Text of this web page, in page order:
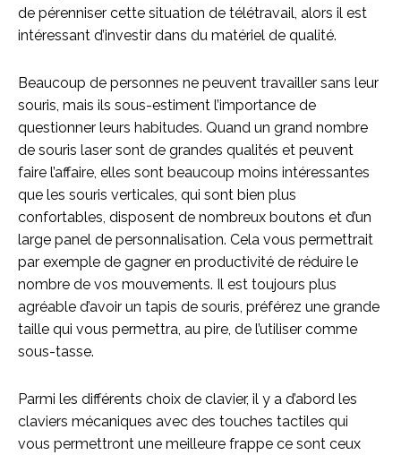
de pérenniser cette situation de télétravail, alors il est
intéressant d’investir dans du matériel de qualité.
Beaucoup de personnes ne peuvent travailler sans leur
souris, mais ils sous-estiment l’importance de
questionner leurs habitudes. Quand un grand nombre
de souris laser sont de grandes qualités et peuvent
faire l’affaire, elles sont beaucoup moins intéressantes
que les souris verticales, qui sont bien plus
confortables, disposent de nombreux boutons et d’un
large panel de personnalisation. Cela vous permettrait
par exemple de gagner en productivité de réduire le
nombre de vos mouvements. Il est toujours plus
agréable d’avoir un tapis de souris, préférez une grande
taille qui vous permettra, au pire, de l’utiliser comme
sous-tasse.
Parmi les différents choix de clavier, il y a d’abord les
claviers mécaniques avec des touches tactiles qui
vous permettront une meilleure frappe ce sont ceux